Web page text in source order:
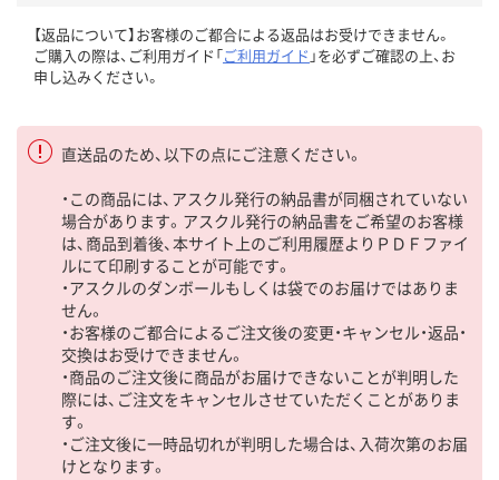
【返品について】お客様のご都合による返品はお受けできません。
ご購入の際は、ご利用ガイド「ご利用ガイド 」を必ずご確認の上、お
申し込みください。
直送品のため、以下の点にご注意ください。
・この商品には、アスクル発行の納品書が同梱されていない
場合があります。アスクル発行の納品書をご希望のお客様
は、商品到着後、本サイト上のご利用履歴よりＰＤＦファイ
ルにて印刷することが可能です。
・アスクルのダンボールもしくは袋でのお届けではありま
せん。
・お客様のご都合によるご注文後の変更・キャンセル・返品・
交換はお受けできません。
・商品のご注文後に商品がお届けできないことが判明した
際には、ご注文をキャンセルさせていただくことがありま
す。
・ご注文後に一時品切れが判明した場合は、入荷次第のお届
けとなります。